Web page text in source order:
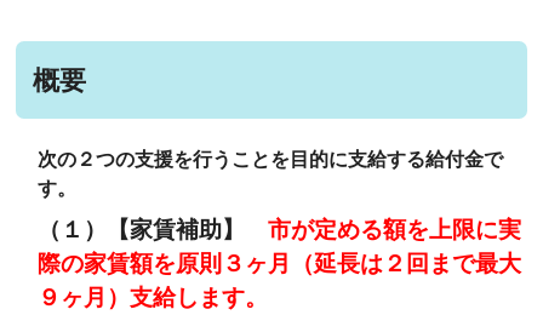
概要
次の２つの支援を行うことを目的に支給する給付金で
す。
（１）【家賃補助】市が定める額を上限に実
際の家賃額を原則３ヶ月（延長は２回まで最大
９ヶ月）支給します。